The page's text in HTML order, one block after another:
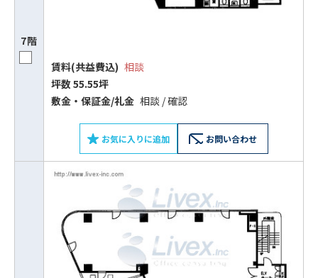
7階
賃料(共益費込) 相談
坪数 55.55坪
敷⾦‧保証⾦/礼⾦ 相談 / 確認
お気に入りに追加 お問い合わせ